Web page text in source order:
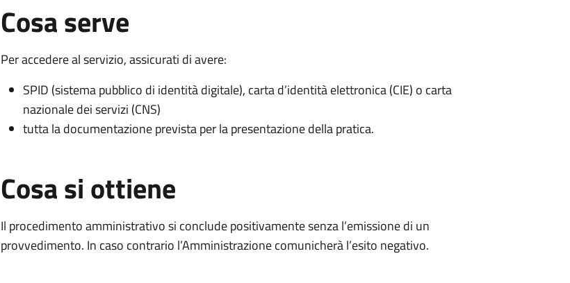
Cosa serve
Per accedere al servizio, assicurati di avere:
SPID (sistema pubblico di identità digitale), carta d’identità elettronica (CIE) o carta
nazionale dei servizi (CNS)
tutta la documentazione prevista per la presentazione della pratica.
Cosa si ottiene
Il procedimento amministrativo si conclude positivamente senza l’emissione di un
provvedimento. In caso contrario l’Amministrazione comunicherà l’esito negativo.